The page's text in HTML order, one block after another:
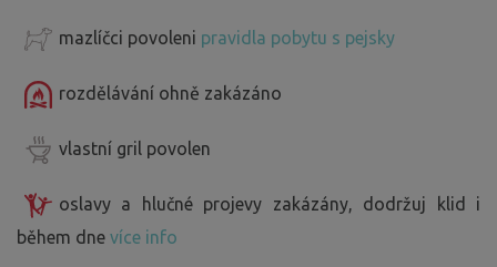
mazlíčci povoleni pravidla pobytu s pejsky
rozdělávání ohně zakázáno
vlastní gril povolen
oslavy a hlučné projevy zakázány, dodržuj klid i
během dne více info